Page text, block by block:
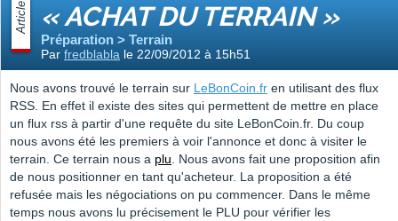
Article « ACHAT DU TERRAIN »
Préparation > Terrain
Par fredblabla le 22/09/2012 à 15h51
Nous avons trouvé le terrain sur LeBonCoin.fr en utilisant des flux
RSS. En effet il existe des sites qui permettent de mettre en place
un flux rss à partir d'une requête du site LeBonCoin.fr. Du coup
nous avons été les premiers à voir l'annonce et donc à visiter le
terrain. Ce terrain nous a plu. Nous avons fait une proposition afin
de nous positionner en tant qu'acheteur. La proposition a été
refusée mais les négociations on pu commencer. Dans le même
temps nous avons lu précisement le PLU pour vérifier les